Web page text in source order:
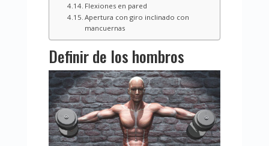
Flexiones en pared
Apertura con giro inclinado con
mancuernas
Definir de los hombros